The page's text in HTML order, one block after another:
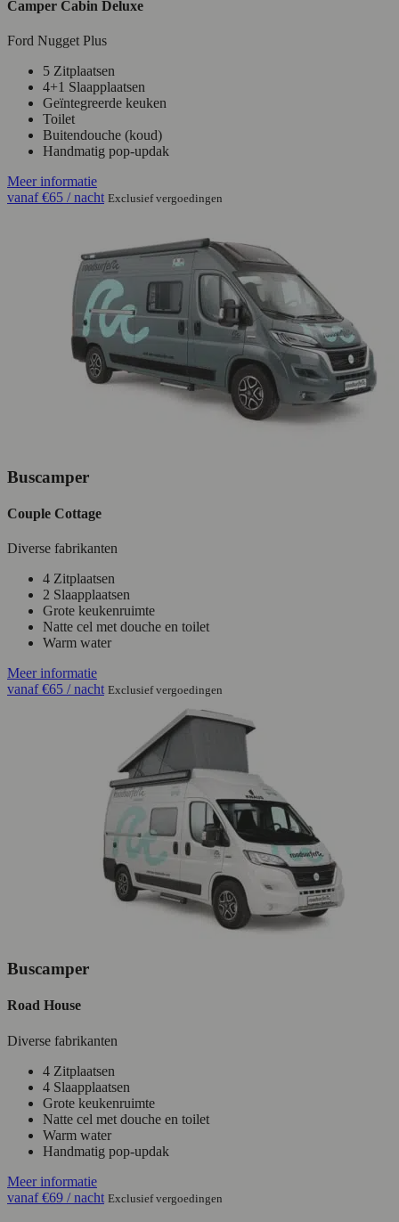
Camper Cabin Deluxe
Ford Nugget Plus
5 Zitplaatsen
4+1 Slaapplaatsen
Geïntegreerde keuken
Toilet
Buitendouche (koud)
Handmatig pop-updak
Meer informatie
vanaf€65 / nacht Exclusief vergoedingen
Buscamper
Couple Cottage
Diverse fabrikanten
4 Zitplaatsen
2 Slaapplaatsen
Grote keukenruimte
Natte cel met douche en toilet
Warm water
Meer informatie
vanaf€65 / nacht Exclusief vergoedingen
Buscamper
Road House
Diverse fabrikanten
4 Zitplaatsen
4 Slaapplaatsen
Grote keukenruimte
Natte cel met douche en toilet
Warm water
Handmatig pop-updak
Meer informatie
vanaf€69 / nacht Exclusief vergoedingen